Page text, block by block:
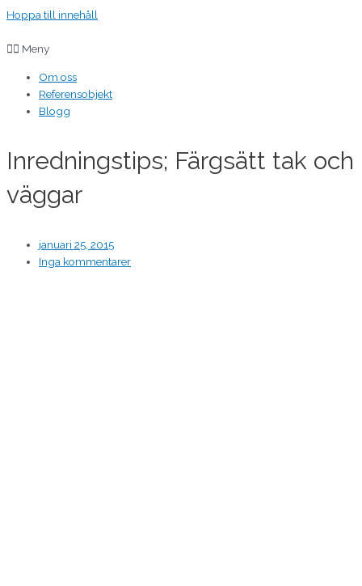
Hoppa till innehåll
Meny
Om oss
Referensobjekt
Blogg
Inredningstips; Färgsätt tak och
väggar
januari 25, 2015
Inga kommentarer